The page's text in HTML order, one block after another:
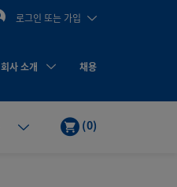
로그인 또는 가입
회사 소개 채용
카
(0)